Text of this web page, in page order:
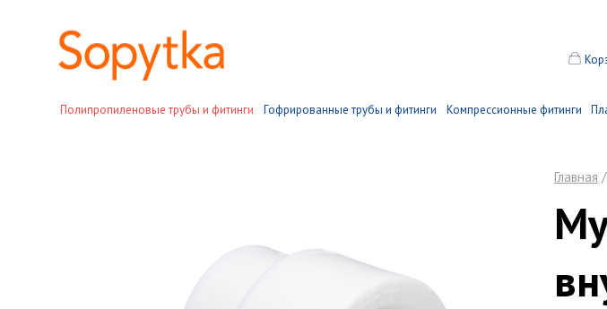
Полипропиленовые трубы и фитинги Гофрированные трубы и фитинги Компрессионные фитинги
Главная /